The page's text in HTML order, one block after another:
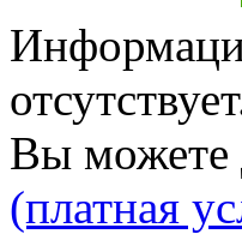
Вы можете
(платная